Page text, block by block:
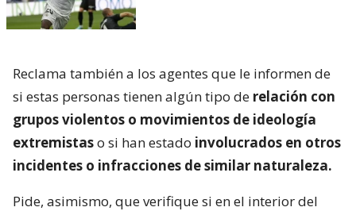
Reclama también a los agentes que le informen de
si estas personas tienen algún tipo de relación con
grupos violentos o movimientos de ideología
extremistaso si han estado involucrados en otros
incidentes o infracciones de similar naturaleza.
Pide, asimismo, que verifique si en el interior del